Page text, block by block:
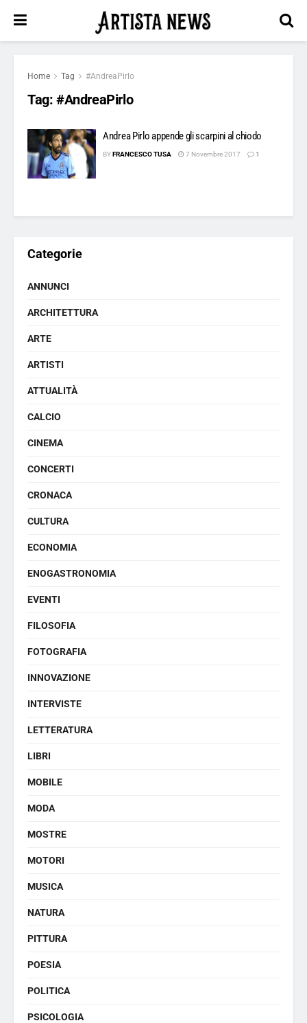
Home Tag #AndreaPirlo
Tag: #AndreaPirlo
Andrea Pirlo appende gli scarpini al chiodo
BYFRANCESCO TUSA 7 Novembre 2017 1
Categorie
ANNUNCI
ARCHITETTURA
ARTE
ARTISTI
ATTUALITÀ
CALCIO
CINEMA
CONCERTI
CRONACA
CULTURA
ECONOMIA
ENOGASTRONOMIA
EVENTI
FILOSOFIA
FOTOGRAFIA
INNOVAZIONE
INTERVISTE
LETTERATURA
LIBRI
MOBILE
MODA
MOSTRE
MOTORI
MUSICA
NATURA
PITTURA
POESIA
POLITICA
PSICOLOGIA